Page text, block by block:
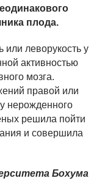
плода.
или леворукость у
активностью
мозга.
правой или
нерожденного
решила пойти
и совершила
Бохума